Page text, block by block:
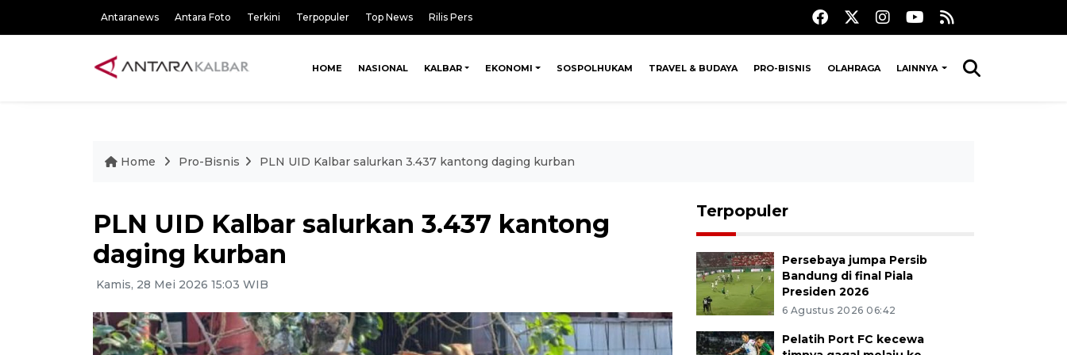
Antaranews Antara Foto Terkini Terpopuler Top News Rilis Pers
HOME NASIONAL KALBAR EKONOMI SOSPOLHUKAM TRAVEL & BUDAYA PRO-BISNIS OLAHRAGA LAINNYA
Home Pro-Bisnis PLN UID Kalbar salurkan 3.437 kantong daging kurban
PLN UID Kalbar salurkan 3.437 kantong
daging kurban
Kamis, 28 Mei 2026 15:03 WIB
Terpopuler
Persebaya jumpa Persib
Bandung di final Piala
Presiden 2026
6 Agustus 2026 06:42
Pelatih Port FC kecewa